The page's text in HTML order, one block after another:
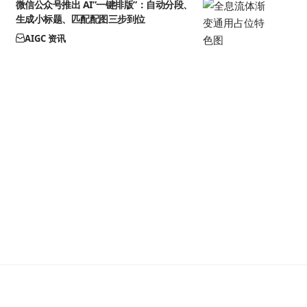
微信公众号推出 AI”一键排版”：自动分段、
生成小标题、匹配配图三步到位
AIGC 资讯